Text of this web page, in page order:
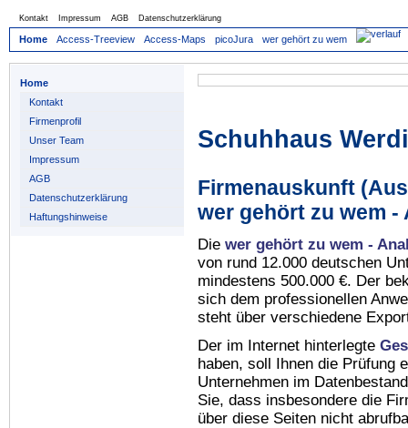
Kontakt Impressum AGB Datenschutzerklärung
Home Access-Treeview Access-Maps picoJura wer gehört zu wem
Home
Kontakt
Firmenprofil
Unser Team
Impressum
AGB
Datenschutzerklärung
Haftungshinweise
Schuhhaus
Firmenauskunft
wer gehört zu wem -
Die wer gehört zu wem -
von rund 12.000 deutschen
mindestens 500.000 €. Der
sich dem professionellen
steht über verschiedene
Der im Internet hinterlegte
haben, soll Ihnen die Prüfung
Unternehmen im
Sie, dass insbesondere die
über diese Seiten nicht